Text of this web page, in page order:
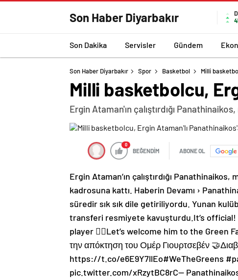
Son Haber Diyarbakır
Son Dakika Servisler Gündem
Son Haber Diyarbakır Spor Basketbol Milli
Milli basketbolcu,
Ergin Ataman'ın çalıştırdığı
0
BEĞENDİM ABONE OL
Ergin Ataman’ın çalıştırdığı
kadrosuna kattı. Haberin Devamı ›
süredir sık sık dile getiriliyordu. Yunan
transferi resmiyete kavuşturdu.It’s official!
player ✍🏼Let’s welcome him to the Green
την απόκτηση του Ομέρ Γιουρτσεβέν
https://t.co/e6E9Y7llEo#WeTheGreens
pic.twitter.com/xRzytBC8rC—